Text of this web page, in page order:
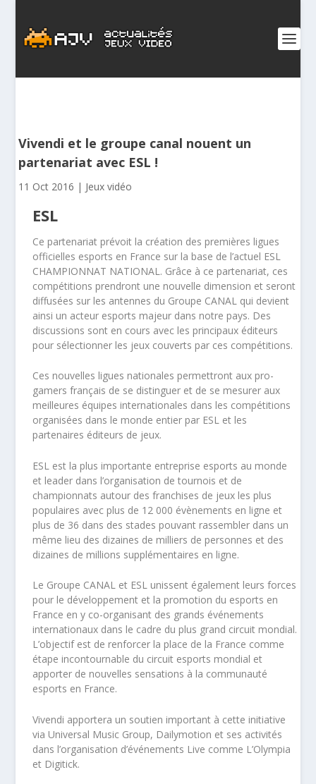
Vivendi et le groupe canal nouent un
partenariat avec ESL !
11 Oct 2016 | Jeux vidéo
ESL
Ce partenariat prévoit la création des premières ligues
officielles esports en France sur la base de l’actuel ESL
CHAMPIONNAT NATIONAL. Grâce à ce partenariat, ces
compétitions prendront une nouvelle dimension et seront
diffusées sur les antennes du Groupe CANAL qui devient
ainsi un acteur esports majeur dans notre pays. Des
discussions sont en cours avec les principaux éditeurs
pour sélectionner les jeux couverts par ces compétitions.
Ces nouvelles ligues nationales permettront aux pro-
gamers français de se distinguer et de se mesurer aux
meilleures équipes internationales dans les compétitions
organisées dans le monde entier par ESL et les
partenaires éditeurs de jeux.
ESL est la plus importante entreprise esports au monde
et leader dans l’organisation de tournois et de
championnats autour des franchises de jeux les plus
populaires avec plus de 12 000 évènements en ligne et
plus de 36 dans des stades pouvant rassembler dans un
même lieu des dizaines de milliers de personnes et des
dizaines de millions supplémentaires en ligne.
Le Groupe CANAL et ESL unissent également leurs forces
pour le développement et la promotion du esports en
France en y co-organisant des grands événements
internationaux dans le cadre du plus grand circuit mondial.
L’objectif est de renforcer la place de la France comme
étape incontournable du circuit esports mondial et
apporter de nouvelles sensations à la communauté
esports en France.
Vivendi apportera un soutien important à cette initiative
via Universal Music Group, Dailymotion et ses activités
dans l’organisation d’événements Live comme L’Olympia
et Digitick.